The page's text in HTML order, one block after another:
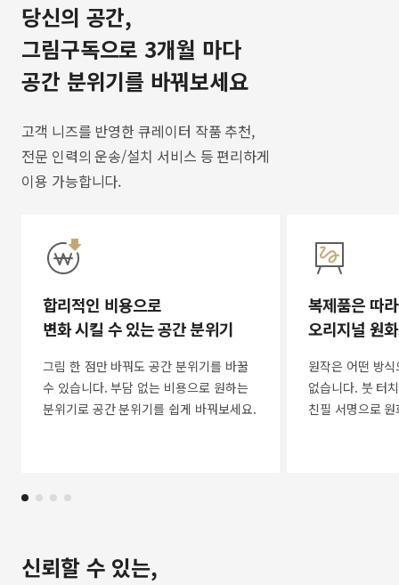
당신의 공간,
그림구독으로 3개월 마다
공간 분위기를 바꿔보세요
고객 니즈를 반영한 큐레이터 작품 추천,
전문 인력의 운송/설치 서비스 등 편리하게
이용 가능합니다.
합리적인 비용으로
변화 시킬 수 있는 공간 분위기
그림 한 점만 바꿔도 공간 분위기를 바꿀
수 있습니다. 부담 없는 비용으로 원하는
분위기로 공간 분위기를 쉽게 바꿔보세요.
복제품은 따
오리지널 원
원작은 어떤 방
없습니다. 붓 터
친필 서명으로
신뢰할 수 있는,